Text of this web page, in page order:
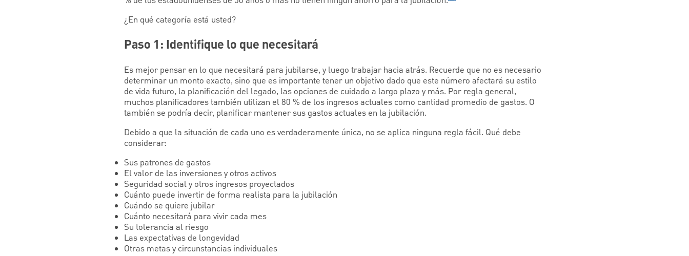
¿En qué categoría está usted?
Paso 1: Identifique lo que necesitará
Es mejor pensar en lo que necesitará para jubilarse, y luego trabajar hacia atrás. Recuerde que no es necesario
determinar un monto exacto, sino que es importante tener un objetivo dado que este número afectará su estilo
de vida futuro, la planificación del legado, las opciones de cuidado a largo plazo y más. Por regla general,
muchos planificadores también utilizan el 80 % de los ingresos actuales como cantidad promedio de gastos. O
también se podría decir, planificar mantener sus gastos actuales en la jubilación.
Debido a que la situación de cada uno es verdaderamente única, no se aplica ninguna regla fácil. Qué debe
considerar:
Sus patrones de gastos
El valor de las inversiones y otros activos
Seguridad social y otros ingresos proyectados
Cuánto puede invertir de forma realista para la jubilación
Cuándo se quiere jubilar
Cuánto necesitará para vivir cada mes
Su tolerancia al riesgo
Las expectativas de longevidad
Otras metas y circunstancias individuales